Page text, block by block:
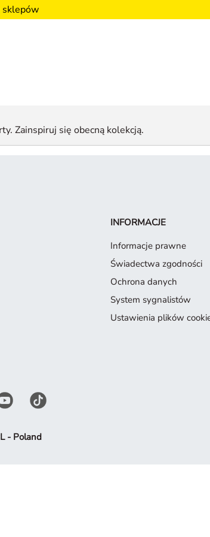
sklepów
Zainspiruj się obecną kolekcją.
INFORMACJE
Informacje prawne
Świadectwa zgodności
Ochrona danych
System sygnalistów
Ustawienia plików
- Poland